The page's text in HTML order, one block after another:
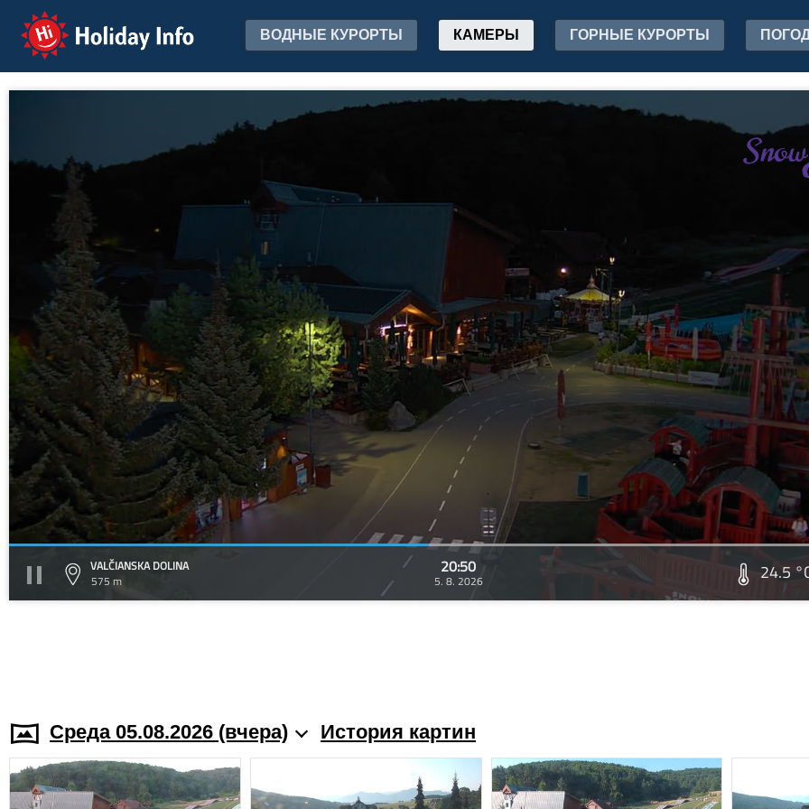
Holiday Info ВОДНЫЕ КУРОРТЫ КАМЕРЫ ГОРНЫЕ КУРОРТЫ
VALČIANSKA DOLINA
575 m
20:50
5. 8. 2026 24.5
Среда 05.08.2026 (вчера) История картин